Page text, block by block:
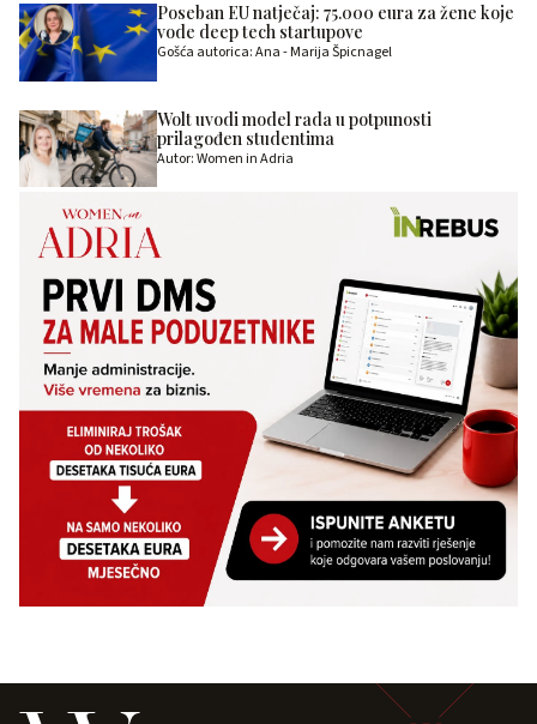
Poseban EU natječaj: 75.000 eura za žene koje
vode deep tech startupove
Gošća autorica: Ana - Marija Špicnagel
Wolt uvodi model rada u potpunosti
prilagođen studentima
Autor: Women in Adria